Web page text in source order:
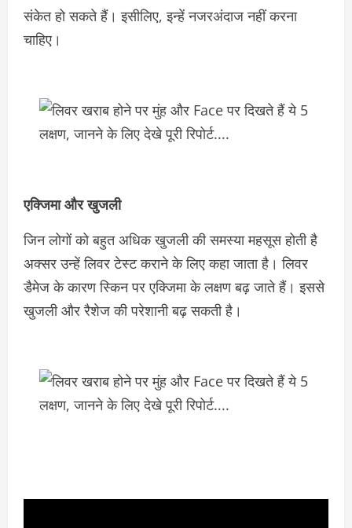
संकेत हो सकते हैं। इसीलिए, इन्हें नजरअंदाज नहीं करना
चाहिए।
एक्जिमा और खुजली
जिन लोगों को बहुत अधिक खुजली की समस्या महसूस होती है
अक्सर उन्हें लिवर टेस्ट कराने के लिए कहा जाता है। लिवर
डैमेज के कारण स्किन पर एक्जिमा के लक्षण बढ़ जाते हैं। इससे
खुजली और रैशेज की परेशानी बढ़ सकती है।